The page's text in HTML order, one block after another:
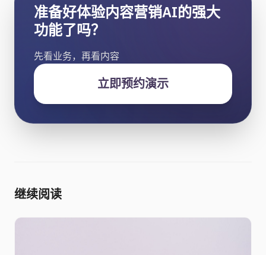
准备好体验内容营销AI的强大
功能了吗？
先看业务，再看内容
立即预约演示
继续阅读